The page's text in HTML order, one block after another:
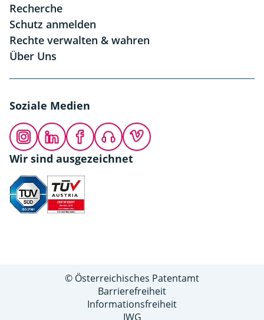
Recherche
Schutz anmelden
Rechte verwalten & wahren
Über Uns
Soziale Medien
InstagramLinkedInFacebookPodcastVimeo
Wir sind ausgezeichnet
© Österreichisches Patentamt
Barrierefreiheit
Informationsfreiheit
IWG